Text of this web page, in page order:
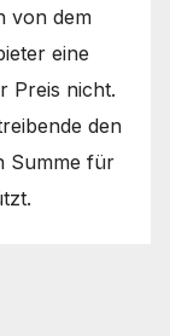
von dem
eine
Preis nicht.
den
Summe für